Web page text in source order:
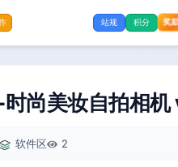
站规 积分 奖
时尚美妆自拍相
软件区 2